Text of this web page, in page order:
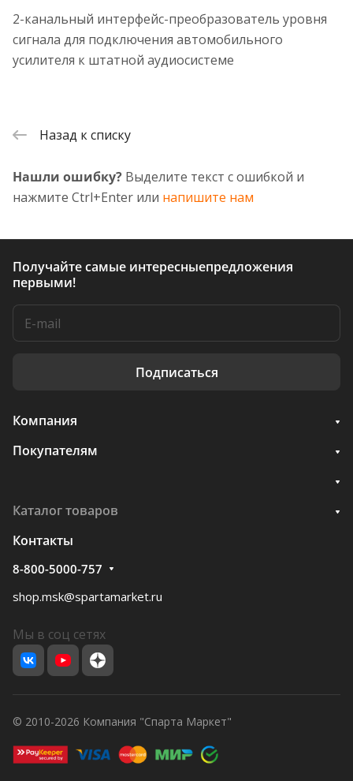
2-канальный интерфейс-преобразователь уровня
сигнала для подключения автомобильного
усилителя к штатной аудиосистеме
Назад к списку
Нашли ошибку? Выделите текст с ошибкой и
нажмите Ctrl+Enter или напишите нам
Получайте самые интересныепредложения
первыми!
Подписаться
Компания
Покупателям
Каталог товаров
Контакты
8-800-5000-757
shop.msk@spartamarket.ru
Мы в соц сетях
© 2010-2026 Компания "Спарта Маркет"